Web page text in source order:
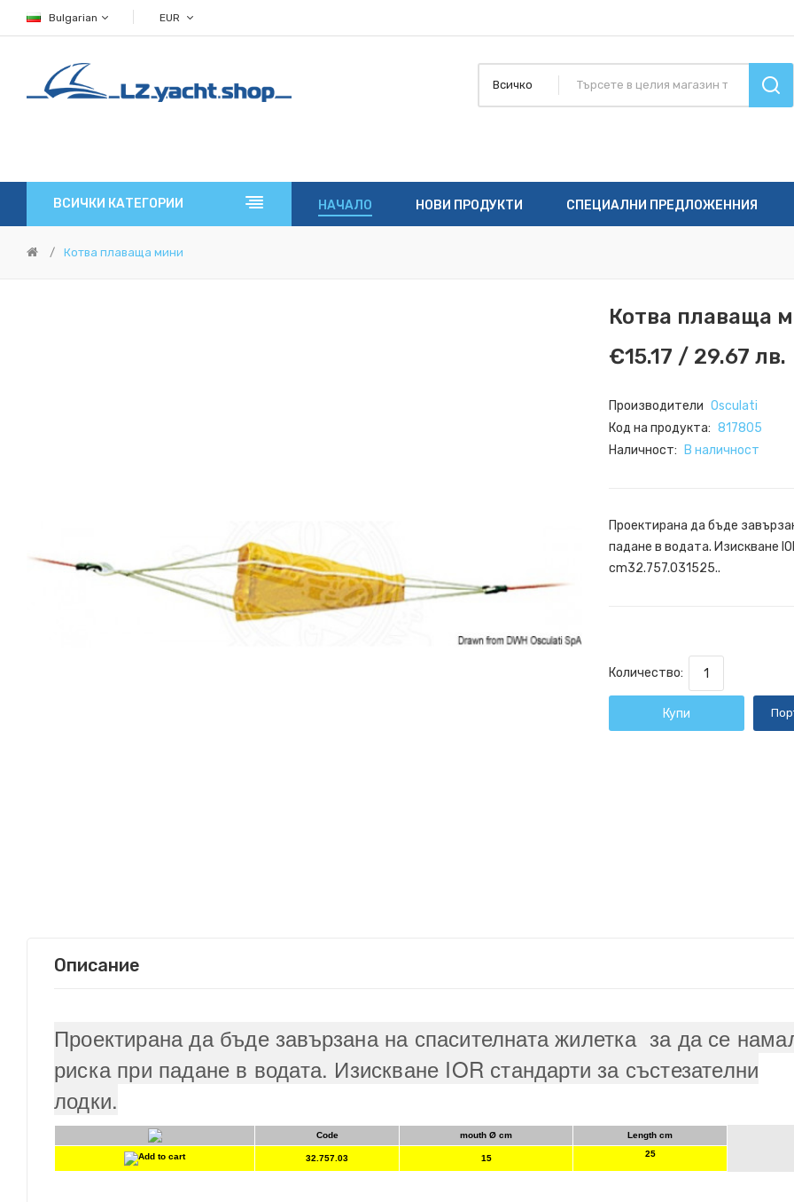
Bulgarian EUR
Всичко
ВСИЧКИ КАТЕГОРИИ НАЧАЛО НОВИ ПРОДУКТИ СПЕЦИАЛНИ ПРЕДЛОЖЕННИЯ
Котва плаваща мини
Котва плаваща
€15.17 / 29.67 лв.
Производители Osculati
Код на продукта: 817805
Наличност:
В наличност
Проектирана да бъде
падане в водата. Изискване
cm32.757.031525..
Количество:
Купи
Описание
Проектирана да бъде завързана на спасителната жилетка за да се
риска при падане в водата. Изискване IOR стандарти за състезателни
лодки.
Code mouth Ø cm Length cm
32.757.03 15 25